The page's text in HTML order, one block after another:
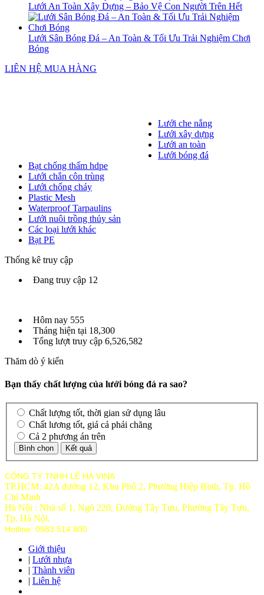
Lưới An Toàn Xây Dựng – Bảo Vệ Con Người Trên Hết
Lưới Sân Bóng Đá – An Toàn & Tối Ưu Trải Nghiệm Chơi
Bóng
LIÊN HỆ MUA HÀNG
Lưới che nắng
Lưới xây dựng
Lưới an toàn
Lưới bóng đá
Bạt chống thấm hdpe
Lưới chắn côn trùng
Lưới chống cháy
Plastic Mesh
Waterproof Tarpaulins
Lưới nuôi trồng thủy sản
Các loại lưới khác
Bạt PE
Thống kê truy cập
Đang truy cập 12
Hôm nay 555
Tháng hiện tại 18,300
Tổng lượt truy cập 6,526,582
Thăm dò ý kiến
Bạn thấy chất lượng của lưới bóng đá ra sao?
Chất lượng tốt, thời gian sử dụng lâu
Chất lương tốt, giá cả phải chăng
Cả 2 phương án trên
CÔNG TY TNHH LÊ HÀ VINA
TP.HCM: 42A đường 12, Khu Phố 2, Phường Hiệp Bình, Tp. Hồ
Chí Minh
Hà Nội : Nhà số 1, Ngõ 220, Đường Tây Tựu, Phường Tây Tựu,
Tp. Hà Nội.
Hotline: 0983 514 800
Giới thiệu
| Lưới nhựa
| Thành viên
| Liên hệ